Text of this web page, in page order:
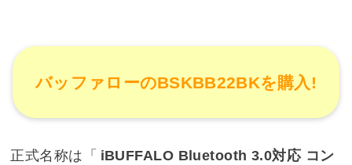
バッファローのBSKBB22BKを購入!
正式名称は「 iBUFFALO Bluetooth 3.0対応 コン